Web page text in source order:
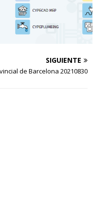
SIGUIENTE
de Barcelona 20210830